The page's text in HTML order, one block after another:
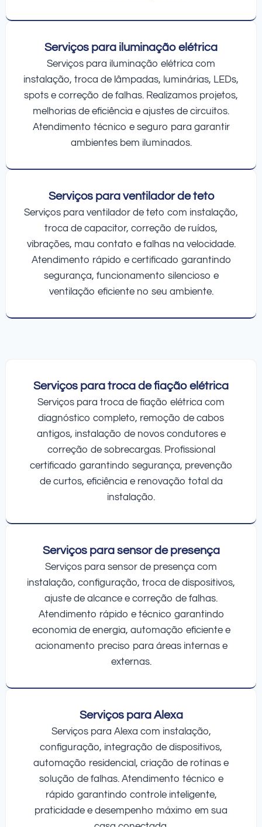
Serviços para iluminação elétrica
Serviços para iluminação elétrica com
instalação, troca de lâmpadas, luminárias, LEDs,
spots e correção de falhas. Realizamos projetos,
melhorias de eficiência e ajustes de circuitos.
Atendimento técnico e seguro para garantir
ambientes bem iluminados.
Serviços para ventilador de teto
Serviços para ventilador de teto com instalação,
troca de capacitor, correção de ruídos,
vibrações, mau contato e falhas na velocidade.
Atendimento rápido e certificado garantindo
segurança, funcionamento silencioso e
ventilação eficiente no seu ambiente.
Serviços para troca de fiação elétrica
Serviços para troca de fiação elétrica com
diagnóstico completo, remoção de cabos
antigos, instalação de novos condutores e
correção de sobrecargas. Profissional
certificado garantindo segurança, prevenção
de curtos, eficiência e renovação total da
instalação.
Serviços para sensor de presença
Serviços para sensor de presença com
instalação, configuração, troca de dispositivos,
ajuste de alcance e correção de falhas.
Atendimento rápido e técnico garantindo
economia de energia, automação eficiente e
acionamento preciso para áreas internas e
externas.
Serviços para Alexa
Serviços para Alexa com instalação,
configuração, integração de dispositivos,
automação residencial, criação de rotinas e
solução de falhas. Atendimento técnico e
rápido garantindo controle inteligente,
praticidade e desempenho máximo em sua